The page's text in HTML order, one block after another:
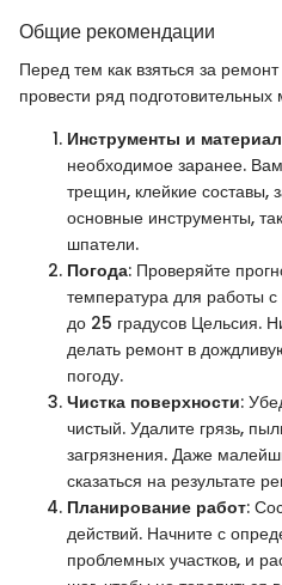
Общие рекомендации
Перед тем как взяться за
провести ряд
Инструменты и
необходимое заранее.
трещин, клейкие составы,
основные инструменты,
шпатели.
Погода: Проверяйте
температура для работы
до 25 градусов Цельсия.
делать ремонт в
погоду.
Чистка поверхности:
чистый. Удалите грязь,
загрязнения. Даже
сказаться на результате
Планирование работ:
действий. Начните с
проблемных участков, и